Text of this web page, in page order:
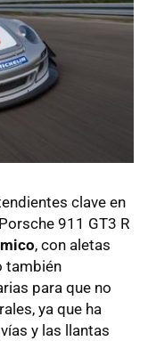
clave en
911 GT3 R
, con aletas
también
para que no
ya que ha
y las llantas